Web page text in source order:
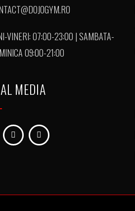
VINERI: 07:00-23:00 | SAMBATA-
09:00-21:00
MEDIA